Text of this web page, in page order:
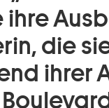
die
ihrer